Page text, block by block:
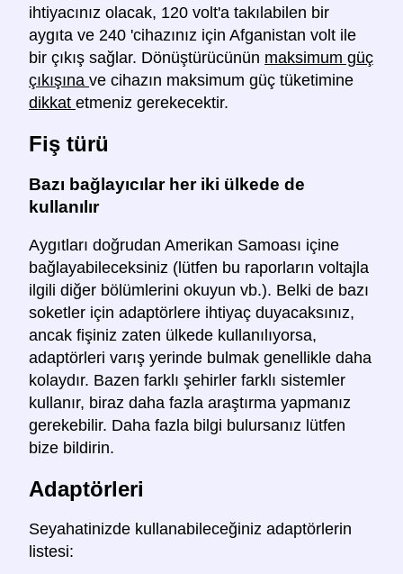
ihtiyacınız olacak, 120 volt'a takılabilen bir
aygıta ve 240 'cihazınız için Afganistan volt ile
bir çıkış sağlar. Dönüştürücünün maksimum güç
çıkışına ve cihazın maksimum güç tüketimine
dikkat etmeniz gerekecektir.
Fiş türü
Bazı bağlayıcılar her iki ülkede de
kullanılır
Aygıtları doğrudan Amerikan Samoası içine
bağlayabileceksiniz (lütfen bu raporların voltajla
ilgili diğer bölümlerini okuyun vb.). Belki de bazı
soketler için adaptörlere ihtiyaç duyacaksınız,
ancak fişiniz zaten ülkede kullanılıyorsa,
adaptörleri varış yerinde bulmak genellikle daha
kolaydır. Bazen farklı şehirler farklı sistemler
kullanır, biraz daha fazla araştırma yapmanız
gerekebilir. Daha fazla bilgi bulursanız lütfen
bize bildirin.
Adaptörleri
Seyahatinizde kullanabileceğiniz adaptörlerin
listesi: